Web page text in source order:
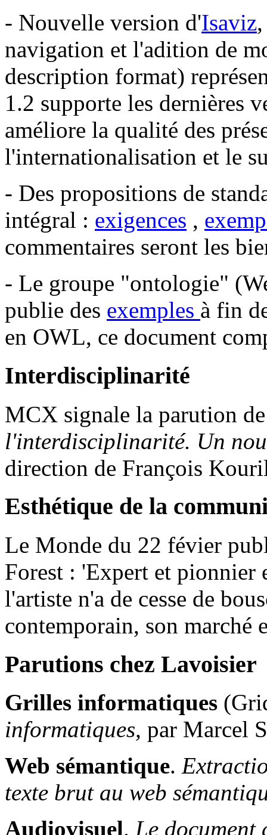
- Nouvelle version d'Isaviz
navigation et l'adition de
description format)
1.2 supporte les dernières
améliore la qualité des
l'internationalisation et le
- Des propositions de
intégral : exigences ,
commentaires seront les
- Le groupe "ontologie"
publie des exemples à fin
en OWL, ce document
Interdisciplinarité
MCX signale la parution
l'interdisciplinarité. Un
direction de François
Esthétique de la
Le Monde du 22 févier
Forest : 'Expert et pionnier
l'artiste n'a de cesse de
contemporain, son marché
Parutions chez Lavoisier
Grilles informatiques
informatiques, par Marcel
Web sémantique.
texte brut au web
Audiovisuel. Le document